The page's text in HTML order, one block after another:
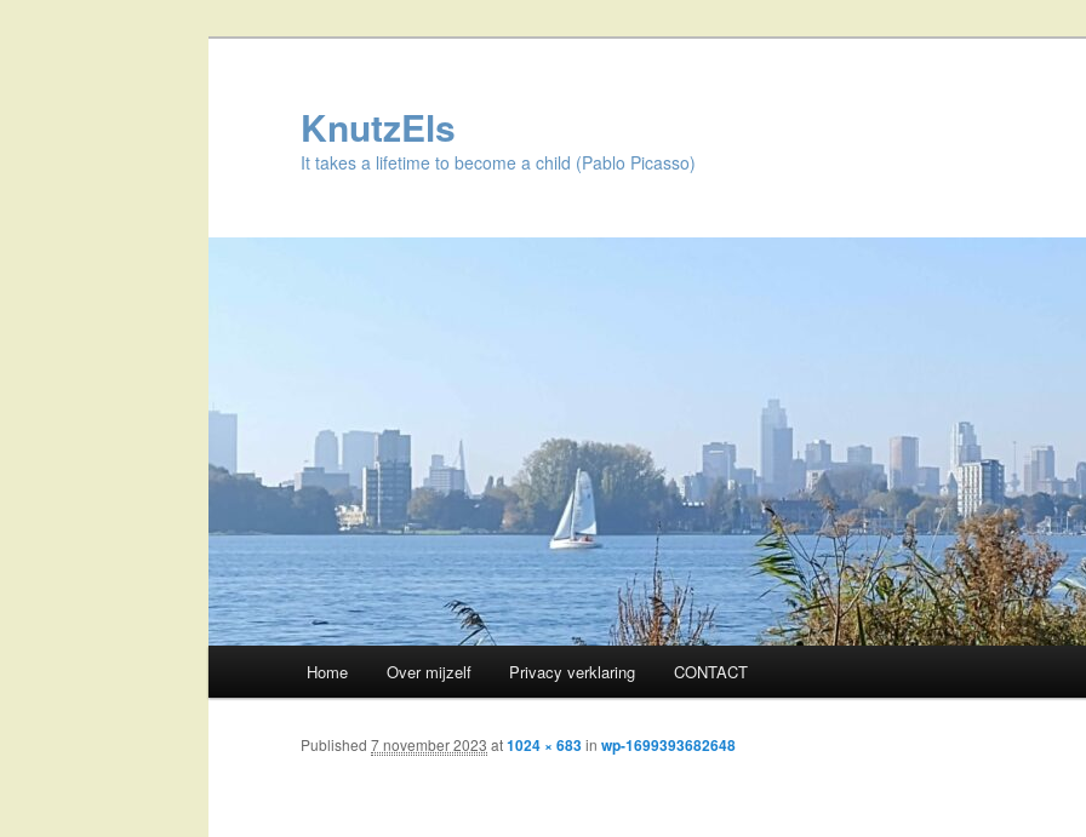
KnutzEls
It takes a lifetime to become a child (Pablo Picasso)
Skip
to
Home Over mijzelf Privacy verklaring CONTACT
Published 7 november 2023 at1024 × 683in wp-1699393682648